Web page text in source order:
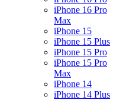
iPhone 16 Pro
Max
iPhone 15
iPhone 15 Plus
iPhone 15 Pro
iPhone 15 Pro
Max
iPhone 14
iPhone 14 Plus